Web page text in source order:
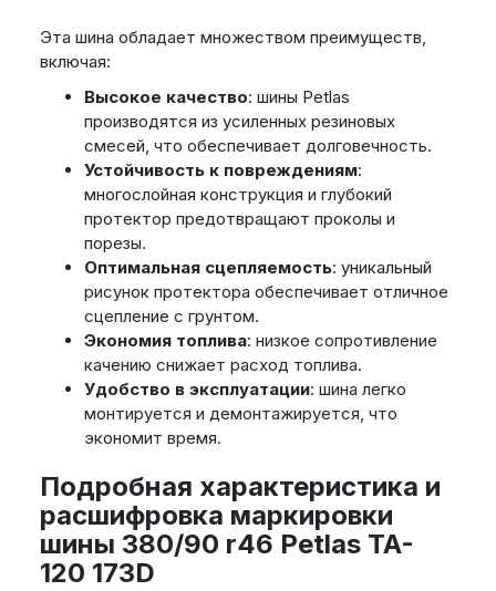
Эта шина обладает множеством преимуществ,
включая:
Высокое качество: шины Petlas
производятся из усиленных резиновых
смесей, что обеспечивает долговечность.
Устойчивость к повреждениям:
многослойная конструкция и глубокий
протектор предотвращают проколы и
порезы.
Оптимальная сцепляемость: уникальный
рисунок протектора обеспечивает отличное
сцепление с грунтом.
Экономия топлива: низкое сопротивление
качению снижает расход топлива.
Удобство в эксплуатации: шина легко
монтируется и демонтажируется, что
экономит время.
Подробная характеристика и
расшифровка маркировки
шины 380/90 r46 Petlas TA-
120 173D